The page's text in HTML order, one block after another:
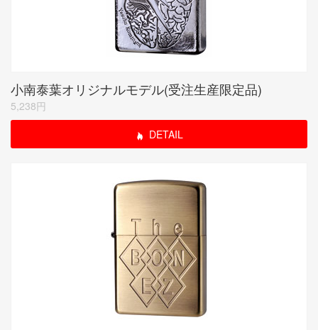
小南泰葉オリジナルモデル(受注生産限定品)
5,238円
DETAIL